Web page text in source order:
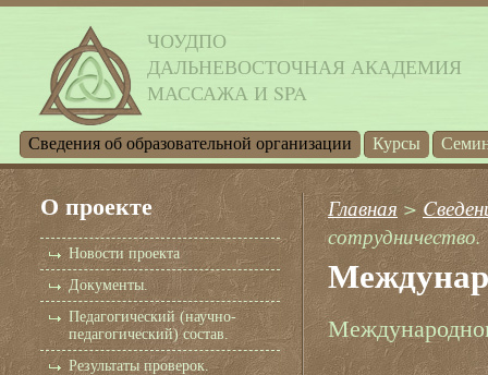
ЧОУДПО
ДАЛЬНЕВОСТОЧНАЯ АКАДЕМИЯ
МАССАЖА И SPA
Cведения об образовательной организации Курсы
О проекте
Новости проекта
Документы.
Педагогический (научно-
педагогический) состав.
Результаты проверок.
Главная >
сотрудничество.